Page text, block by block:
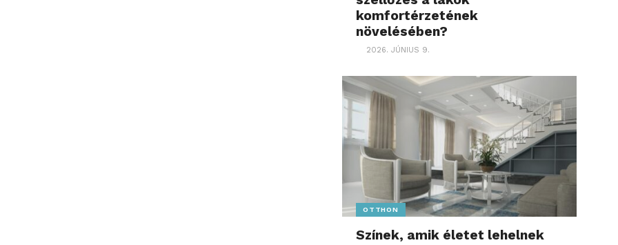
komfortérzetének
növelésében?
2026. JÚNIUS 9.
OTTHON
Színek, amik életet lehelnek